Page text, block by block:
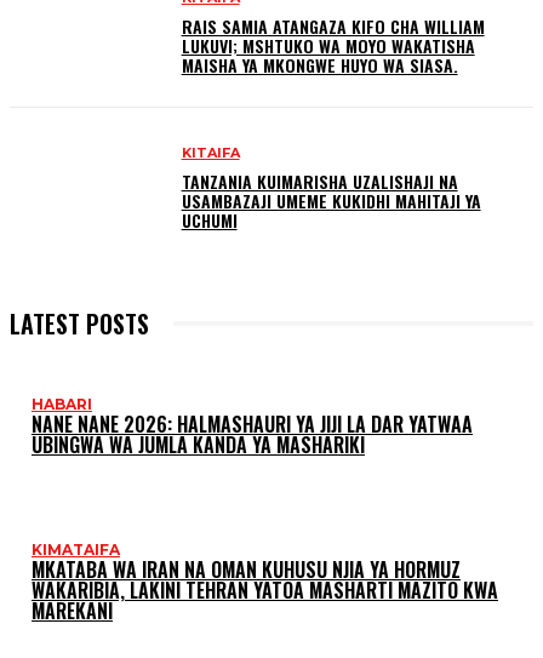
RAIS SAMIA ATANGAZA KIFO CHA WILLIAM
LUKUVI; MSHTUKO WA MOYO WAKATISHA
MAISHA YA MKONGWE HUYO WA SIASA.
KITAIFA
TANZANIA KUIMARISHA UZALISHAJI NA
USAMBAZAJI UMEME KUKIDHI MAHITAJI YA
UCHUMI
LATEST POSTS
HABARI
NANE NANE 2026: HALMASHAURI YA JIJI LA DAR YATWAA
UBINGWA WA JUMLA KANDA YA MASHARIKI
KIMATAIFA
MKATABA WA IRAN NA OMAN KUHUSU NJIA YA HORMUZ
WAKARIBIA, LAKINI TEHRAN YATOA MASHARTI MAZITO KWA
MAREKANI